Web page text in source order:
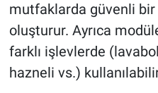
mutfaklarda güvenli bir
oluşturur. Ayrıca
farklı işlevlerde
hazneli vs.)